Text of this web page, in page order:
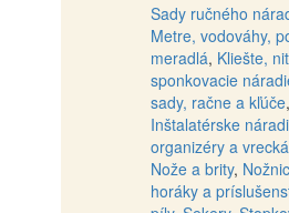
Sady ručného
Metre, vodováhy,
meradlá, Kliešte,
sponkovacie
sady, račne a kľúče,
Inštalatérske
organizéry a
Nože a brity,
horáky a